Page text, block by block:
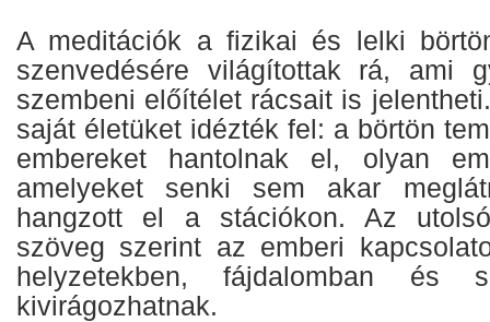
A meditációk a fizikai és lelki
szenvedésére világítottak rá, ami
szembeni előítélet rácsait is
saját életüket idézték fel: a börtön
embereket hantolnak el, olyan
amelyeket senki sem akar
hangzott el a stációkon. Az
szöveg szerint az emberi
helyzetekben, fájdalomban és
kivirágozhatnak.